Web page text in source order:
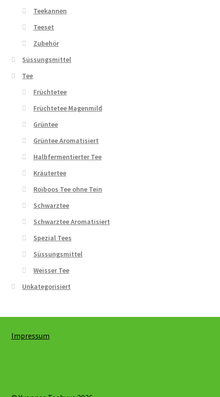
Teekannen
Teeset
Zubehör
Süssungsmittel
Tee
Früchtetee
Früchtetee Magenmild
Grüntee
Grüntee Aromatisiert
Halbfermentierter Tee
Kräutertee
Roiboos Tee ohne Tein
Schwarztee
Schwarztee Aromatisiert
Spezial Tees
Süssungsmittel
Weisser Tee
Unkategorisiert
Impressum